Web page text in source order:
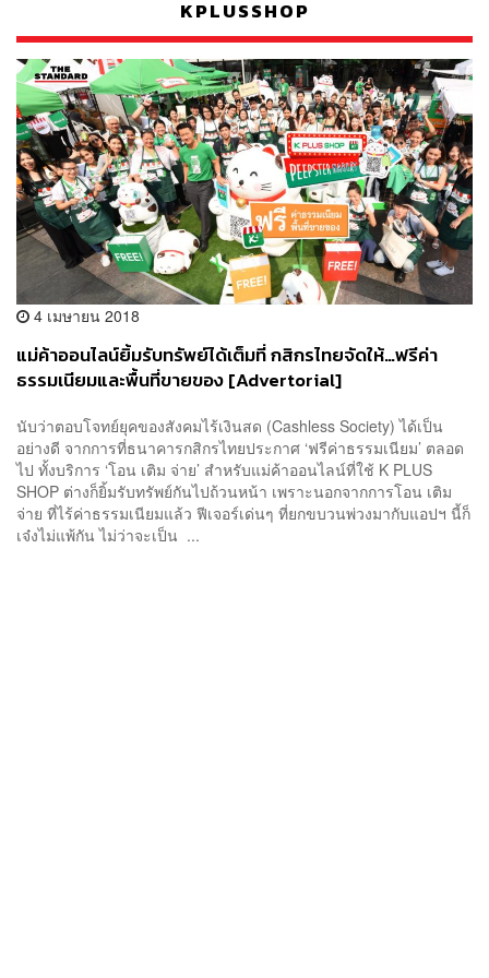
KPLUSSHOP
4 เมษายน 2018
แม่ค้าออนไลน์ยิ้มรับทรัพย์ได้เต็มที่ กสิกรไทยจัดให้…ฟรีค่า
ธรรมเนียมและพื้นที่ขายของ [Advertorial]
นับว่าตอบโจทย์ยุคของสังคมไร้เงินสด (Cashless Society) ได้เป็น
อย่างดี จากการที่ธนาคารกสิกรไทยประกาศ ‘ฟรีค่าธรรมเนียม’ ตลอด
ไป ทั้งบริการ ‘โอน เติม จ่าย’ สำหรับแม่ค้าออนไลน์ที่ใช้ K PLUS
SHOP ต่างก็ยิ้มรับทรัพย์กันไปถ้วนหน้า เพราะนอกจากการโอน เติม
จ่าย ที่ไร้ค่าธรรมเนียมแล้ว ฟีเจอร์เด่นๆ ที่ยกขบวนพ่วงมากับแอปฯ นี้ก็
เจ๋งไม่แพ้กัน ไม่ว่าจะเป็น ...